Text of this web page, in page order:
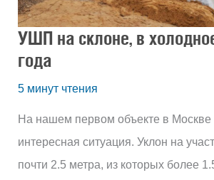
УШП на склоне, в
года
5 минут чтения
На нашем первом объекте в Москве
интересная ситуация. Уклон на
почти 2.5 метра, из которых более
время
года